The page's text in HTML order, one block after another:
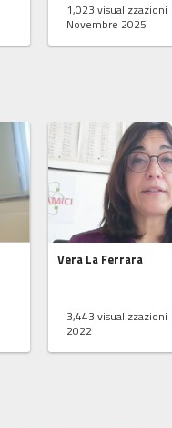
1,023 visualizzazioni
Novembre 2025
Vera La Ferrara
3,443 visualizzazioni
2022